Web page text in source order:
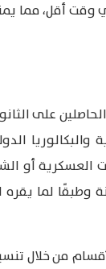
وقت أقل، مما
على
العسكرية أو
وطبقًا لما
من خلال